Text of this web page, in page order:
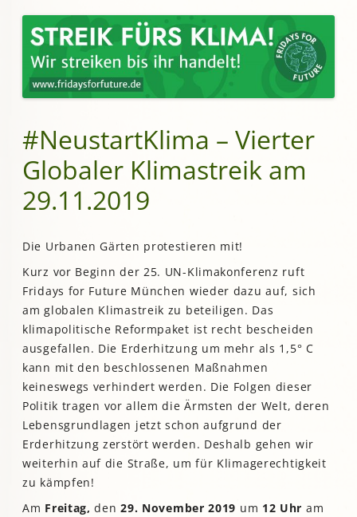
#NeustartKlima – Vierter
Globaler Klimastreik am
29.11.2019
Die Urbanen Gärten protestieren mit!
Kurz vor Beginn der 25. UN-Klimakonferenz ruft
Fridays for Future München wieder dazu auf, sich
am globalen Klimastreik zu beteiligen. Das
klimapolitische Reformpaket ist recht bescheiden
ausgefallen. Die Erderhitzung um mehr als 1,5° C
kann mit den beschlossenen Maßnahmen
keineswegs verhindert werden. Die Folgen dieser
Politik tragen vor allem die Ärmsten der Welt, deren
Lebensgrundlagen jetzt schon aufgrund der
Erderhitzung zerstört werden. Deshalb gehen wir
weiterhin auf die Straße, um für Klimagerechtigkeit
zu kämpfen!
Am Freitag,den29. November 2019 um 12 Uhr am